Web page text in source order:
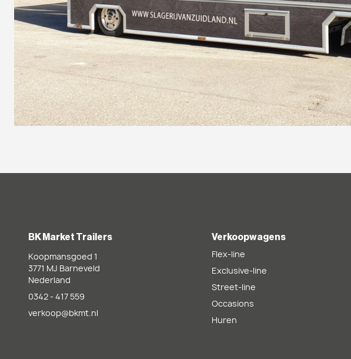
BK Market Trailers
Koopmansgoed 1
3771 MJ Barneveld
Nederland
0342 - 417 559
verkoop@bkmt.nl
Verkoopwagens
Flex-line
Exclusive-line
Street-line
Occasions
Huren